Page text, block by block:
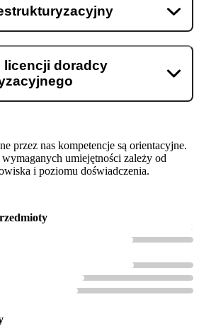
licencji doradcy
przez nas kompetencje są orientacyjne.
umiejętności zależy od
i poziomu doświadczenia.